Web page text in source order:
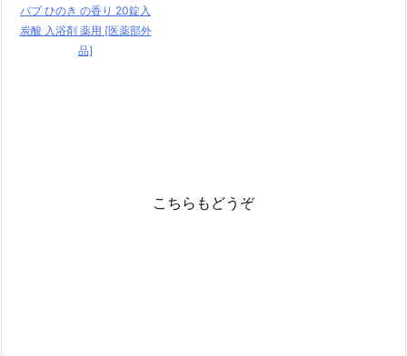
バブ ひのき の香り 20錠入
炭酸 入浴剤 薬用 [医薬部外
品]
こちらもどうぞ